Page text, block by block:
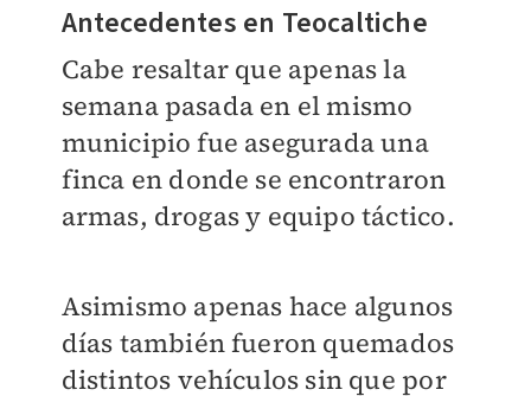
Antecedentes en Teocaltiche
Cabe resaltar que apenas la
semana pasada en el mismo
municipio fue asegurada una
finca en donde se encontraron
armas, drogas y equipo táctico.
Asimismo apenas hace algunos
días también fueron quemados
distintos vehículos sin que por